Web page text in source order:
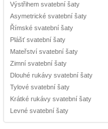
Výstřihem svatební šaty
Asymetrické svatební šaty
Římské svatební šaty
Plášť svatební šaty
Mateřství svatební šaty
Zimní svatební šaty
Dlouhé rukávy svatební šaty
Tylové svatební šaty
Krátké rukávy svatební šaty
Levné svatební šaty